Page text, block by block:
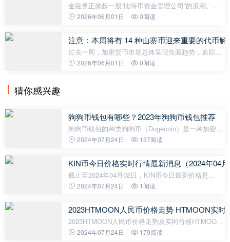
金融界正掀起一股“比特币资金管理公司”的浪潮。
Strive 首席执行官 Matt Cole 做客“The Wolf Of All
融产品，尤其是“数字
2026年06月01日 0阅读
注意：本周将有 14 种山寨币迎来重要的代币
过去一周，加密货币市场总体呈现负面趋势，追踪前
20 种加密货币表现的指数下跌了约 3.5%。比特币目
2026年06月01日 0阅读
猜你感兴趣
狗狗币钱包有哪些？2023年狗狗币钱包推荐
狗狗币钱包的种类狗狗币（Dogecoin）是一种加密货
币，自2013年发行以来已经取得了相当的成功。随着
生，用于存储和管理狗狗币。下面是一
2024年07月24日 137阅读
KIN币今日价格实时行情最新消息（2024年04
截止至2024年04月02日，KIN币今日最新价格是
0.0000208659美元，一枚KIN约合人民币0.0001509
2024年07月24日 1阅读
2023HTMOON人民币价格走势 HTMOON实时
2023HTMOON人民币价格走势及实时价格HTMOON
是一种加密货币，也是全球知名区块链平台HTB的原
2024年07月24日 179阅读